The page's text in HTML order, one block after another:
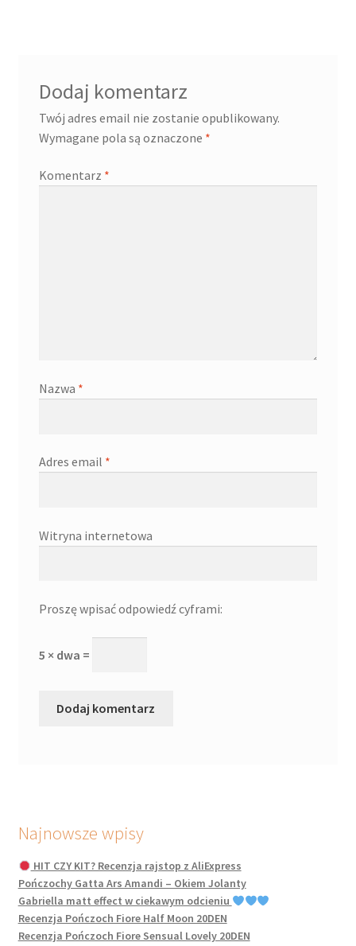
Dodaj komentarz
Twój adres email nie zostanie opublikowany.
Wymagane pola są oznaczone *
Komentarz *
Nazwa *
Adres email *
Witryna internetowa
Proszę wpisać odpowiedź cyframi:
5 × dwa =
Najnowsze wpisy
HIT CZY KIT? Recenzja rajstop z AliExpress
Pończochy Gatta Ars Amandi – Okiem Jolanty
Gabriella matt effect w ciekawym odcieniu
Recenzja Pończoch Fiore Half Moon 20DEN
Recenzja Pończoch Fiore Sensual Lovely 20DEN